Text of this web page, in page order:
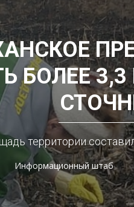
БОЛЕЕ
территории
Информационный штаб